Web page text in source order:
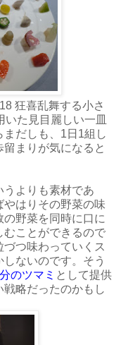
狂喜乱舞する小さ
た見目麗しい一皿
まだしも、1日1組し
まりが気になると
うよりも素材であ
やはりその野菜の味
の野菜を同時に口に
むことができるので
つ味わっていくス
ないのです。そう
のツマミ として提供
略だったのかもし